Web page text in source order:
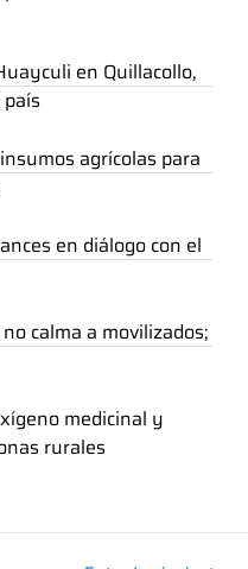
en Quillacollo,
agrícolas para
en diálogo con el
calma a movilizados;
medicinal y
rurales